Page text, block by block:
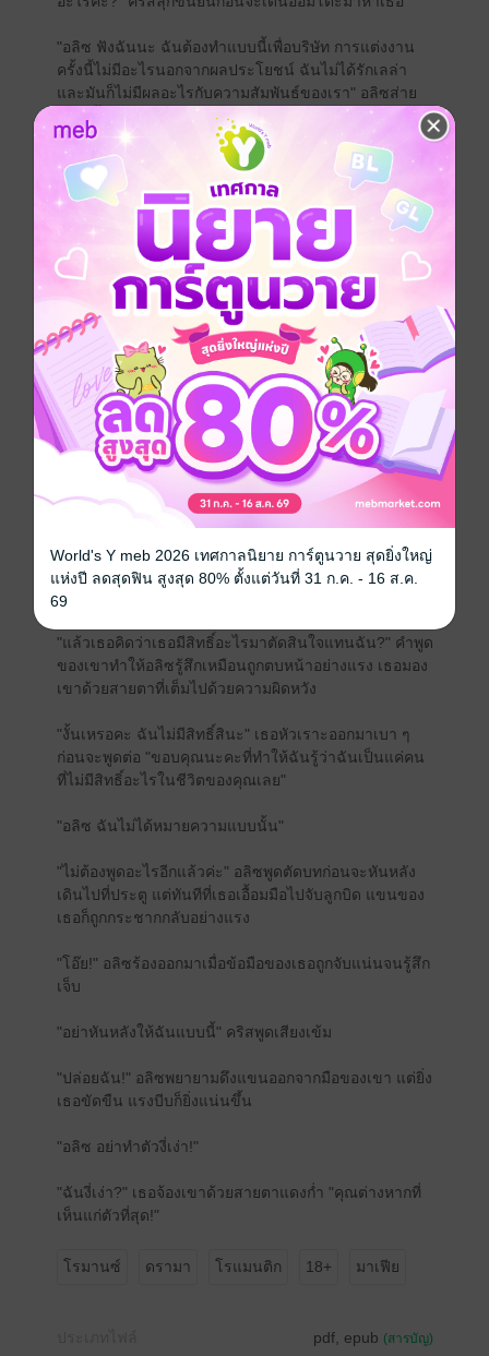
"อลิซ ฟังฉันนะ ฉันต้องทำแบบนี้เพื่อบริษัท การแต่งงาน
ครั้งนี้ไม่มีอะไรนอกจากผลประโยชน์ ฉันไม่ได้รักเลล่า
และมันก็ไม่มีผลอะไรกับความสัมพันธ์ของเรา" อลิซส่าย
หน้า น้ำตาคลอเบ้า
"สำหรับคุณ มันอาจจะไม่มีผล แต่สำหรับฉัน คุณกำลังจะ
ไปแต่งงานกับผู้หญิงคนอื่น คุณคิดว่าฉันจะอยู่ตรงนี้แล้วทำ
เหมือนไม่มีอะไรเกิดขึ้นได้เหรอ?" คริสขบกรามแน่น
สีหน้าของเขาเริ่มไม่พอใจ
"ฉันไม่เคยบอกว่าจะทิ้งเธอ"
"แล้วคุณต้องการอะไรจากฉันกันแน่?" อลิซตะโกนออกมา
เมื่อความอดทนของเธอเริ่มลดลง
"คุณอยากให้ฉันเป็นผู้หญิงที่ยืนอยู่ข้างหลังคุณเงียบ ๆ
โดยที่คุณสามารถไปแต่งงานกับคนอื่นได้ตามใจชอบอย่าง
นั้นเหรอ?"
"พอได้แล้วอลิซ!" คริสตะคอกกลับ สีหน้าของเขาเต็มไป
ด้วยความหงุดหงิด
"ไม่ค่ะ ฉันยังพูดไม่จบ!" อลิซไม่ยอมแพ้ "ฉันไม่ใช่ของเล่น
ของคุณนะคริส! ฉันมีหัวใจ ฉันมีความรู้สึก!" คริสกำมือ
แน่น ก่อนจะพูดออกมาด้วยน้ำเสียงเย็นชา
"แล้วเธอคิดว่าเธอมีสิทธิ์อะไรมาตัดสินใจแทนฉัน?" คำพูด
ของเขาทำให้อลิซรู้สึกเหมือนถูกตบหน้าอย่างแรง เธอมอง
เขาด้วยสายตาที่เต็มไปด้วยความผิดหวัง
"งั้นเหรอคะ ฉันไม่มีสิทธิ์สินะ" เธอหัวเราะออกมาเบา ๆ
ก่อนจะพูดต่อ "ขอบคุณนะคะที่ทำให้ฉันรู้ว่าฉันเป็นแค่คน
ที่ไม่มีสิทธิ์อะไรในชีวิตของคุณเลย"
"อลิซ ฉันไม่ได้หมายความแบบนั้น"
"ไม่ต้องพูดอะไรอีกแล้วค่ะ" อลิซพูดตัดบทก่อนจะหันหลัง
เดินไปที่ประตู แต่ทันทีที่เธอเอื้อมมือไปจับลูกบิด แขนของ
เธอก็ถูกกระชากกลับอย่างแรง
"โอ๊ย!" อลิซร้องออกมาเมื่อข้อมือของเธอถูกจับแน่นจนรู้สึก
เจ็บ
"อย่าหันหลังให้ฉันแบบนี้" คริสพูดเสียงเข้ม
"ปล่อยฉัน!" อลิซพยายามดึงแขนออกจากมือของเขา แต่ยิ่ง
เธอขัดขืน แรงบีบก็ยิ่งแน่นขึ้น
"อลิซ อย่าทำตัวงี่เง่า!"
"ฉันงี่เง่า?" เธอจ้องเขาด้วยสายตาแดงก่ำ "คุณต่างหากที่
เห็นแก่ตัวที่สุด!"
โรมานซ์ ดรามา โรแมนติก 18+ มาเฟีย
pdf, epub (สารบัญ)
World's Y meb 2026 เทศกาลนิยาย การ์ตูนวาย สุดยิ่งใหญ่
แห่งปี ลดสุดฟิน สูงสุด 80% ตั้งแต่วันที่ 31 ก.ค. - 16 ส.ค.
69